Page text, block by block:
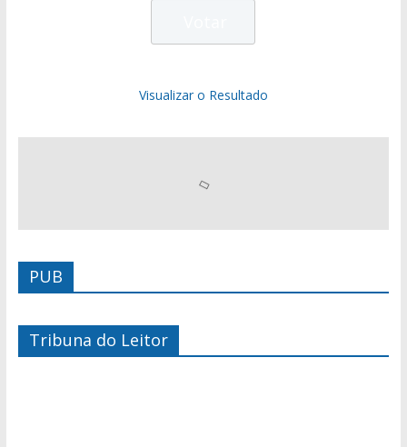
Visualizar o Resultado
PUB
Tribuna do Leitor